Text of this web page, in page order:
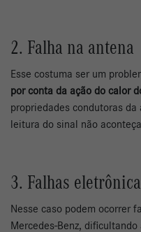
2. Falha na antena
Esse costuma ser um
por conta da ação do calor
propriedades condutoras
leitura do sinal não
3. Falhas
Nesse caso podem ocorrer
Mercedes-Benz,